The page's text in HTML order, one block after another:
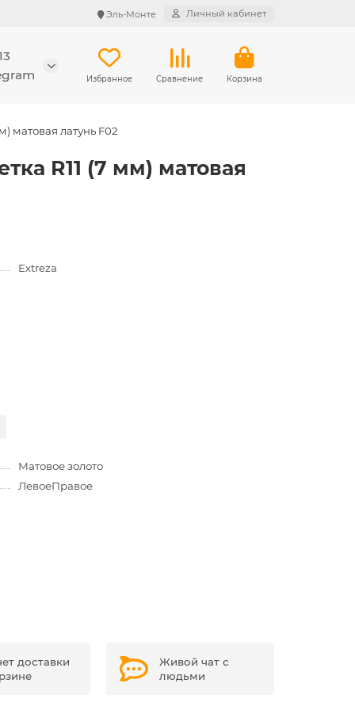
Эль-Монте Личный кабинет
Избранное Сравнение Корзина
матовая латунь F02
R11 (7 мм) матовая
Extreza
Матовое золото
ЛевоеПравое
доставки
Живой чат с
людьми